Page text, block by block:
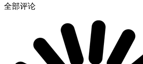
全部评论